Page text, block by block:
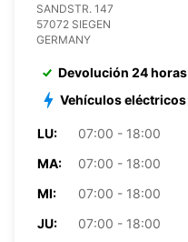
SANDSTR. 147
57072 SIEGEN
GERMANY
Devolución 24 horas
Vehículos eléctricos
LU:
07:00 - 18:00
MA:
07:00 - 18:00
MI:
07:00 - 18:00
JU:
07:00 - 18:00